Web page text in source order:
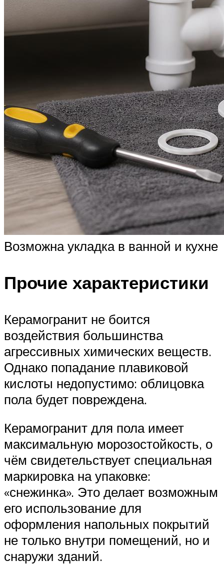
Возможна укладка в ванной и кухне
Прочие характеристики
Керамогранит не боится
воздействия большинства
агрессивных химических веществ.
Однако попадание плавиковой
кислоты недопустимо: облицовка
пола будет повреждена.
Керамогранит для пола имеет
максимальную морозостойкость, о
чём свидетельствует специальная
маркировка на упаковке:
«снежинка». Это делает возможным
его использование для
оформления напольных покрытий
не только внутри помещений, но и
снаружи зданий.